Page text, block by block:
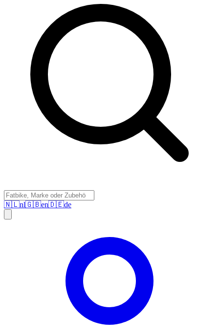
🇳🇱nl🇬🇧en🇩🇪de